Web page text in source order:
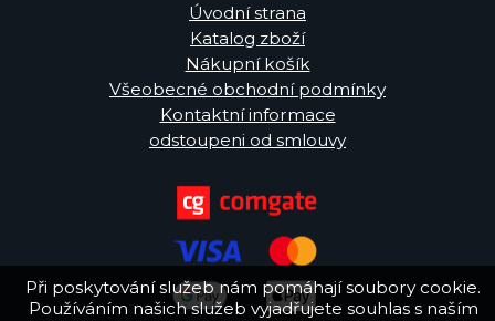
Úvodní strana
Katalog zboží
Nákupní košík
Všeobecné obchodní podmínky
Kontaktní informace
odstoupeni od smlouvy
Při poskytování služeb nám pomáhají soubory cookie.
Používáním našich služeb vyjadřujete souhlas s naším